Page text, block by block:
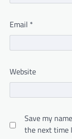
Email *
Website
Save my
the next time